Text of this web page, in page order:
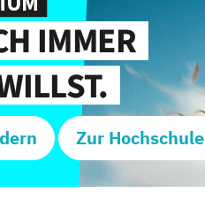
Zur Hochschule